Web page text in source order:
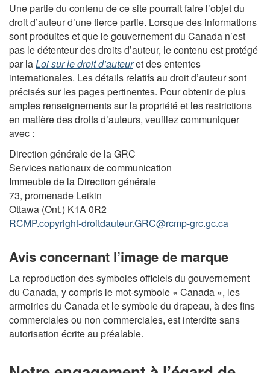
Une partie du contenu de ce site pourrait faire l’objet du
droit d’auteur d’une tierce partie. Lorsque des informations
sont produites et que le gouvernement du Canada n’est
pas le détenteur des droits d’auteur, le contenu est protégé
par laLoi sur le droit d’auteuret des ententes
internationales. Les détails relatifs au droit d’auteur sont
précisés sur les pages pertinentes. Pour obtenir de plus
amples renseignements sur la propriété et les restrictions
en matière des droits d’auteurs, veuillez communiquer
avec :
Direction générale de la GRC
Services nationaux de communication
Immeuble de la Direction générale
73, promenade Leikin
Ottawa (Ont.) K1A 0R2
RCMP.copyright-droitdauteur.GRC@rcmp-grc.gc.ca
Avis concernant l’image de marque
La reproduction des symboles officiels du gouvernement
du Canada, y compris le mot-symbole « Canada », les
armoiries du Canada et le symbole du drapeau, à des fins
commerciales ou non commerciales, est interdite sans
autorisation écrite au préalable.